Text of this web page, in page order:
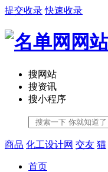
提交收录 快速收录
搜网站
搜资讯
搜小程序
商品 化工设计网 交友 猫
首页